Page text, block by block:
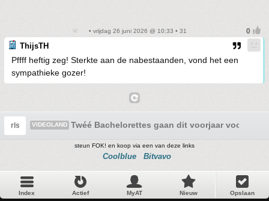
• vrijdag 26 juni 2026 @ 10:33 • 31
ThijsTH
Pffff heftig zeg! Sterkte aan de nabestaanden, vond het een
sympathieke gozer!
rls VIDEOLAND Twéé Bachelorettes gaan dit voorjaar voor de
steun FOK! en koop via een van deze links
Coolblue Bitvavo
Index Actief MyAT Nieuw Opslaan